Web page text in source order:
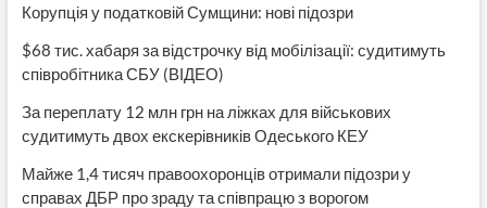
Корупція у податковій Сумщини: нові підозри
$68 тис. хабаря за відстрочку від мобілізації: судитимуть
співробітника СБУ (ВІДЕО)
За переплату 12 млн грн на ліжках для військових
судитимуть двох екскерівників Одеського КЕУ
Майже 1,4 тисяч правоохоронців отримали підозри у
справах ДБР про зраду та співпрацю з ворогом